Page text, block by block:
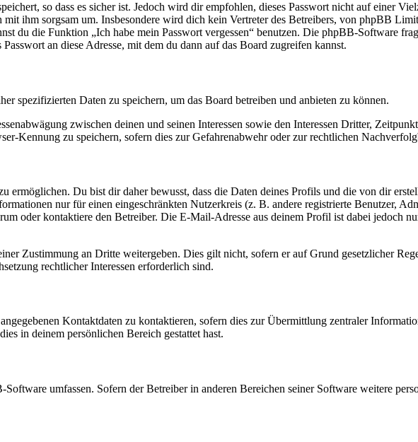
so dass es sicher ist. Jedoch wird dir empfohlen, dieses Passwort nicht auf einer
ihm sorgsam um. Insbesondere wird dich kein Vertreter des Betreibers, von phpBB
du die Funktion „Ich habe mein Passwort vergessen“ benutzen. Die phpBB-Software
an diese Adresse, mit dem du dann auf das Board zugreifen kannst.
spezifizierten Daten zu speichern, um das Board betreiben und anbieten zu können.
zwischen deinen und seinen Interessen sowie den Interessen Dritter,
Kennung zu speichern, sofern dies zur Gefahrenabwehr oder zur rechtlichen
ermöglichen. Du bist dir daher bewusst, dass die Daten deines Profils und die von dir
nur für einen eingeschränkten Nutzerkreis (z. B. andere registrierte Benutzer,
oder kontaktiere den Betreiber. Die E-Mail-Adresse aus deinem Profil ist dabei jedoch
Zustimmung an Dritte weitergeben. Dies gilt nicht, sofern er auf Grund gesetzlicher
rechtlicher Interessen erforderlich sind.
Kontaktdaten zu kontaktieren, sofern dies zur Übermittlung zentraler
in deinem persönlichen Bereich gestattet hast.
umfassen. Sofern der Betreiber in anderen Bereichen seiner Software weitere